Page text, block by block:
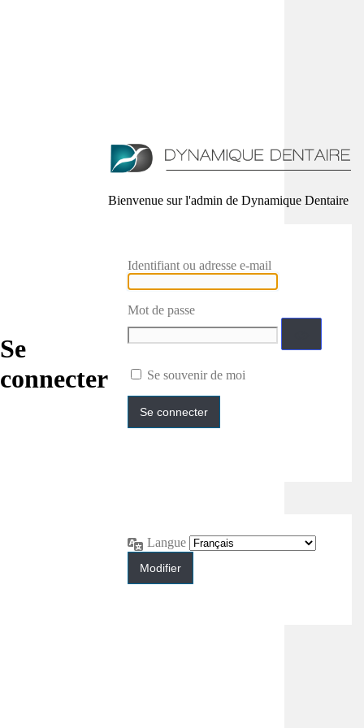
Se
connecter
Bienvenue sur l'admin de Dynamique Dentaire
Identifiant ou adresse e-mail
Mot de passe
Se souvenir de moi
Langue